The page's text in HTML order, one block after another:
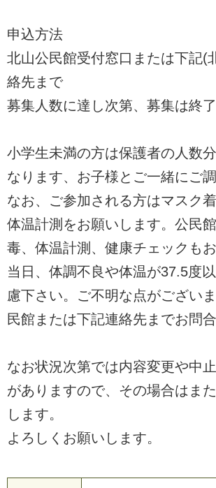
申込方法
北山公民館受付窓口または下記(
絡先まで
募集人数に達し次第、募集は終了
小学生未満の方は保護者の人数
なります、お子様とご一緒にご調
なお、ご参加される方はマスク
体温計測をお願いします。公民
毒、体温計測、健康チェックもお
当日、体調不良や体温が37.5度
慮下さい。ご不明な点がござい
民館または下記連絡先までお問
なお状況次第では内容変更や中
がありますので、その場合はま
します。
よろしくお願いします。